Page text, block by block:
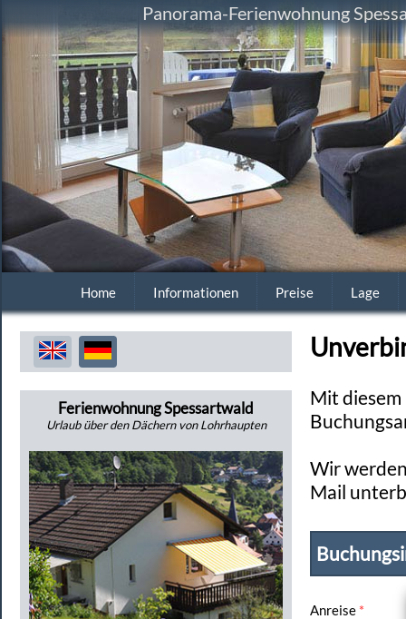
Panorama-Ferienwohnung
Home Informationen Preise Lage
Ferienwohnung Spessartwald
Urlaub über den Dächern von Lohrhaupten
Mit
Wir
Mail
Anreise *